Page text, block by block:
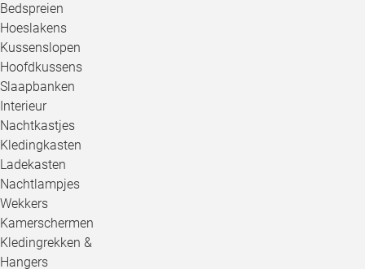
Bedspreien
Hoeslakens
Kussenslopen
Hoofdkussens
Slaapbanken
Interieur
Nachtkastjes
Kledingkasten
Ladekasten
Nachtlampjes
Wekkers
Kamerschermen
Kledingrekken &
Hangers